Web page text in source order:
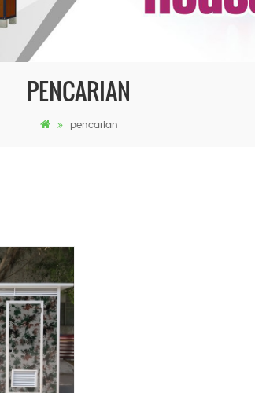
PENCARIAN
pencarian